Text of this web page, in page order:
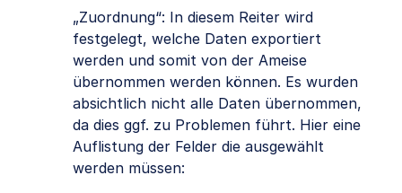
„Zuordnung“: In diesem Reiter wird
festgelegt, welche Daten exportiert
werden und somit von der Ameise
übernommen werden können. Es wurden
absichtlich nicht alle Daten übernommen,
da dies ggf. zu Problemen führt. Hier eine
Auflistung der Felder die ausgewählt
werden müssen: